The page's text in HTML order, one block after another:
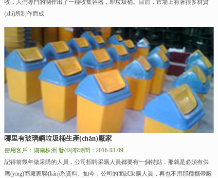
收，人們專門的制作出了一種收集容器，即垃圾桶。目前，市場上有著很多材質
(zhì)所制作而成
哪里有玻璃鋼垃圾桶生產(chǎn)廠家
使用客戶：湖南株洲 發(fā)布時間：2016-03-09
記得前幾年做采購的人員，公司招聘采購人員都要有一個特點，那就是必須有供
應(yīng)商廠家聯(lián)系資料。如今，公司的面試采購人員，再也不用那種攜帶廠